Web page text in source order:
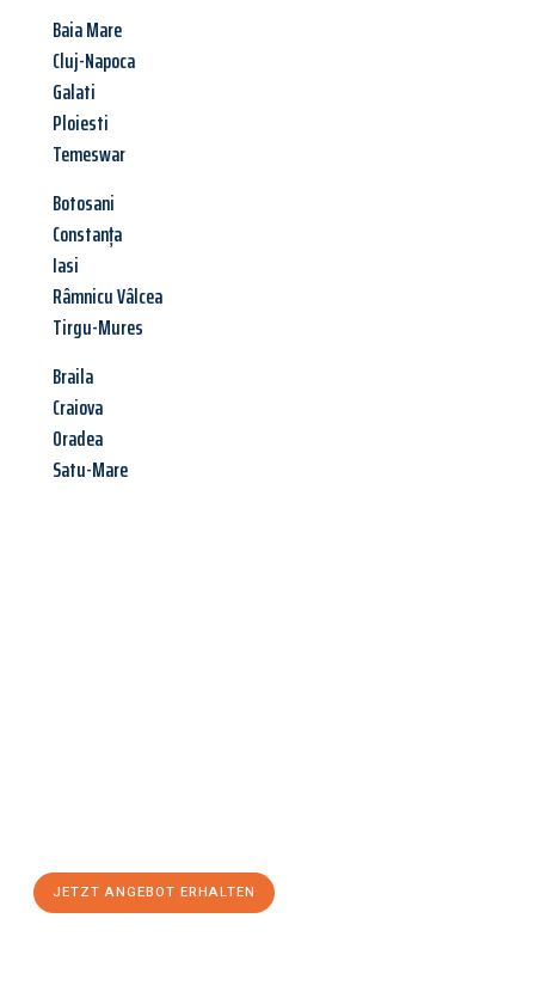
Baia Mare
Cluj-Napoca
Galati
Ploiesti
Temeswar
Botosani
Constanța
Iasi
Râmnicu Vâlcea
Tirgu-Mures
Braila
Craiova
Oradea
Satu-Mare
JETZT ANGEBOT ERHALTEN